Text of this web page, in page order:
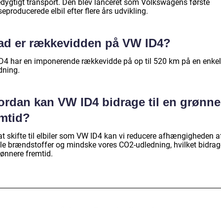
transport. Den blev lanceret som Volkswagens første
elbil efter flere års udvikling.
er rækkevidden på VW ID4?
har en imponerende rækkevidde på op til 520 km på en
kan VW ID4 bidrage til en
skifte til elbiler som VW ID4 kan vi reducere afhængigheden
brændstoffer og mindske vores CO2-udledning, hvilket
fremtid.